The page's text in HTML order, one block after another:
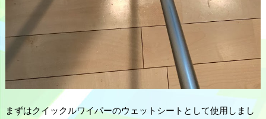
まずはクイックルワイパーのウェットシートとして使用しまし